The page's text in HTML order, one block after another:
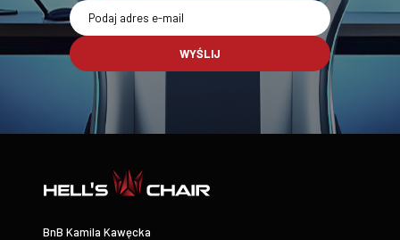
WYŚLIJ
BnB Kamila Kawęcka